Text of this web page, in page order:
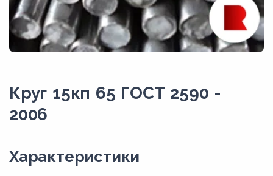
Круг 15кп 65 ГОСТ 2590 -
2006
Xарактеристики